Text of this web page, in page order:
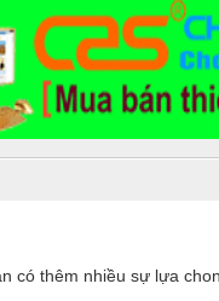
có thêm nhiều sự lựa